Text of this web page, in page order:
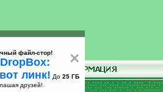
×
файл-стор!
линк! До 25 ГБ
друзей!